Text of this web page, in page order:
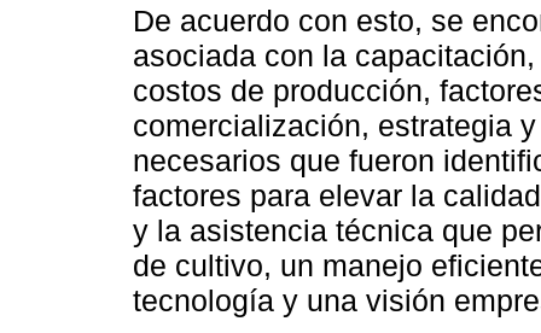
De acuerdo con esto, se
asociada con la
costos de producción,
comercialización, estrategia
necesarios que fueron
factores para elevar la
y la asistencia técnica que
de cultivo, un manejo
tecnología y una visión